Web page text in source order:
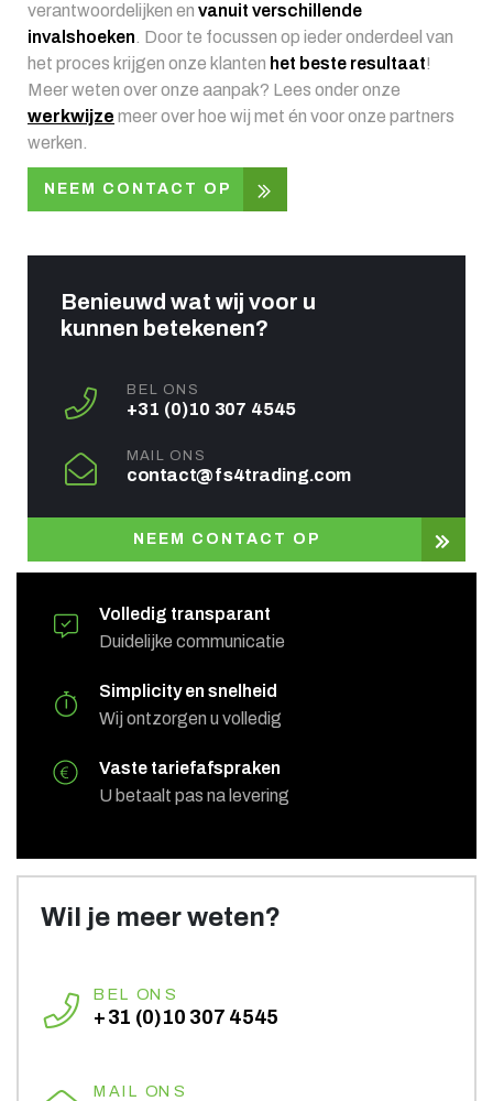
verantwoordelijken en vanuit verschillende
invalshoeken. Door te focussen op ieder onderdeel van
het proces krijgen onze klanten het beste resultaat!
Meer weten over onze aanpak? Lees onder onze
werkwijze meer over hoe wij met én voor onze partners
werken.
NEEM CONTACT OP
Benieuwd wat wij voor u
kunnen betekenen?
+31 (0)10 307 4545
MAIL ONS
NEEM CONTACT OP
Volledig transparant
Duidelijke communicatie
Simplicity en snelheid
Wij ontzorgen u volledig
Vaste tariefafspraken
U betaalt pas na levering
Wil je meer weten?
BEL ONS
+31 (0)10 307 4545
MAIL ONS